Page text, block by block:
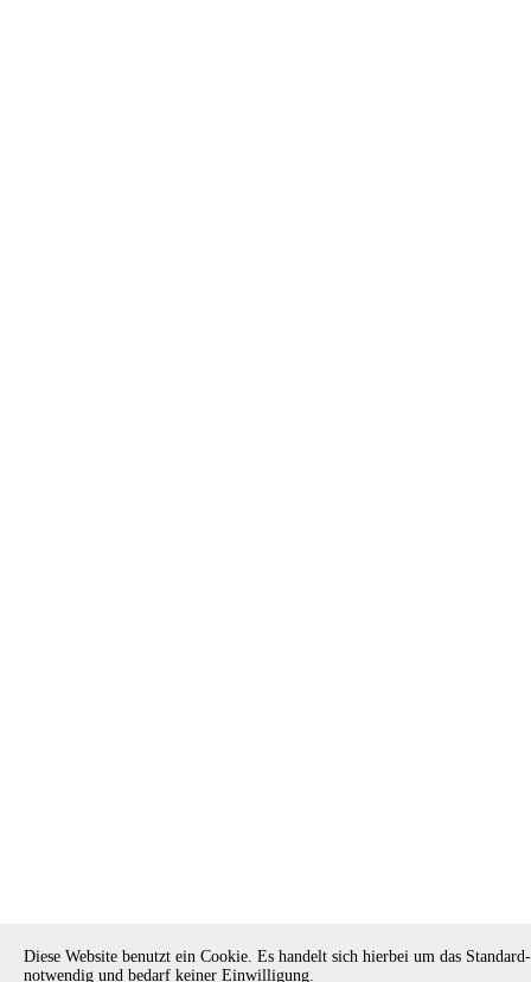
Diese Website benutzt ein Cookie. Es handelt sich hierbei um das
notwendig und bedarf keiner Einwilligung.